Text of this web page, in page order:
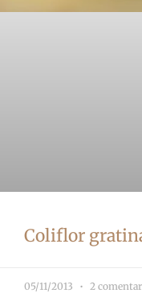
Coliflor
05/11/2013 2